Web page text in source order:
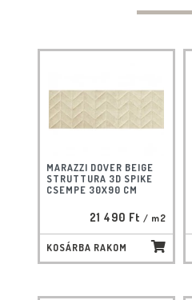
MARAZZI DOVER BEIGE
STRUTTURA 3D SPIKE
CSEMPE 30X90 CM
21 490 Ft / m2
KOSÁRBA RAKOM